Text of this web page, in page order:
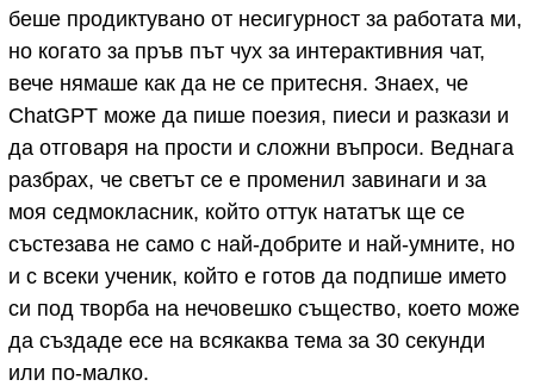
беше продиктувано от несигурност за работата ми,
но когато за пръв път чух за интерактивния чат,
вече нямаше как да не се притесня. Знаех, че
ChatGPT може да пише поезия, пиеси и разкази и
да отговаря на прости и сложни въпроси. Веднага
разбрах, че светът се е променил завинаги и за
моя седмокласник, който оттук нататък ще се
състезава не само с най-добрите и най-умните, но
и с всеки ученик, който е готов да подпише името
си под творба на нечовешко същество, което може
да създаде есе на всякаква тема за 30 секунди
или по-малко.